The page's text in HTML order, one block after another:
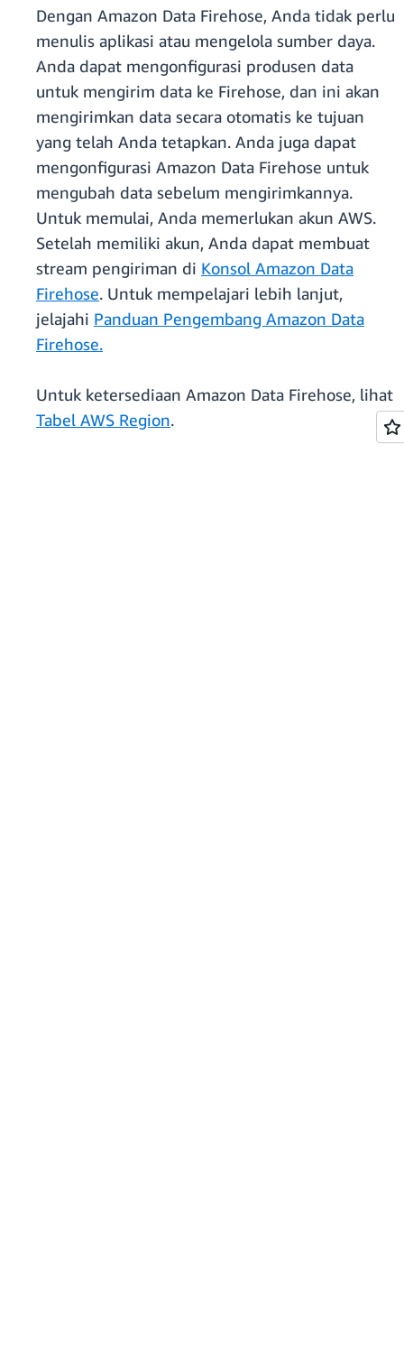
Dengan Amazon Data Firehose, Anda tidak perlu
menulis aplikasi atau mengelola sumber daya.
Anda dapat mengonfigurasi produsen data
untuk mengirim data ke Firehose, dan ini akan
mengirimkan data secara otomatis ke tujuan
yang telah Anda tetapkan. Anda juga dapat
mengonfigurasi Amazon Data Firehose untuk
mengubah data sebelum mengirimkannya.
Untuk memulai, Anda memerlukan akun AWS.
Setelah memiliki akun, Anda dapat membuat
stream pengiriman di Konsol Amazon Data
Firehose. Untuk mempelajari lebih lanjut,
jelajahi Panduan Pengembang Amazon Data
Firehose.
Untuk ketersediaan Amazon Data Firehose, lihat
Tabel AWS Region.